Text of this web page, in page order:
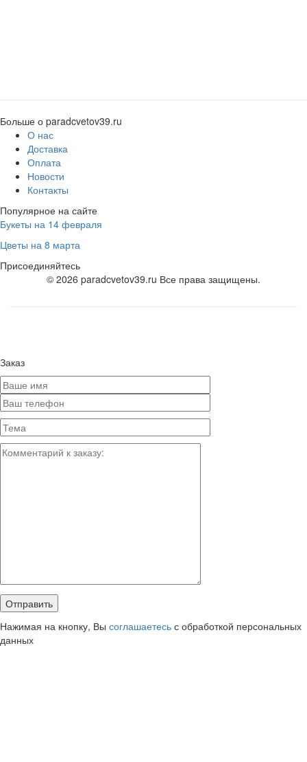
Больше о paradcvetov39.ru
О нас
Доставка
Оплата
Новости
Контакты
Популярное на сайте
Букеты на 14 февраля
Цветы на 8 марта
Присоединяйтесь
© 2026 paradcvetov39.ru Все права защищены.
Заказ
Нажимая на кнопку, Вы соглашаетесь с обработкой персональных
данных